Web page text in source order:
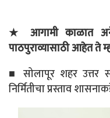
★ आगामी काळात
पाठपुराव्यासाठी आहेत ते
■ सोलापूर शहर उत्तर
निर्मितीचा प्रस्ताव